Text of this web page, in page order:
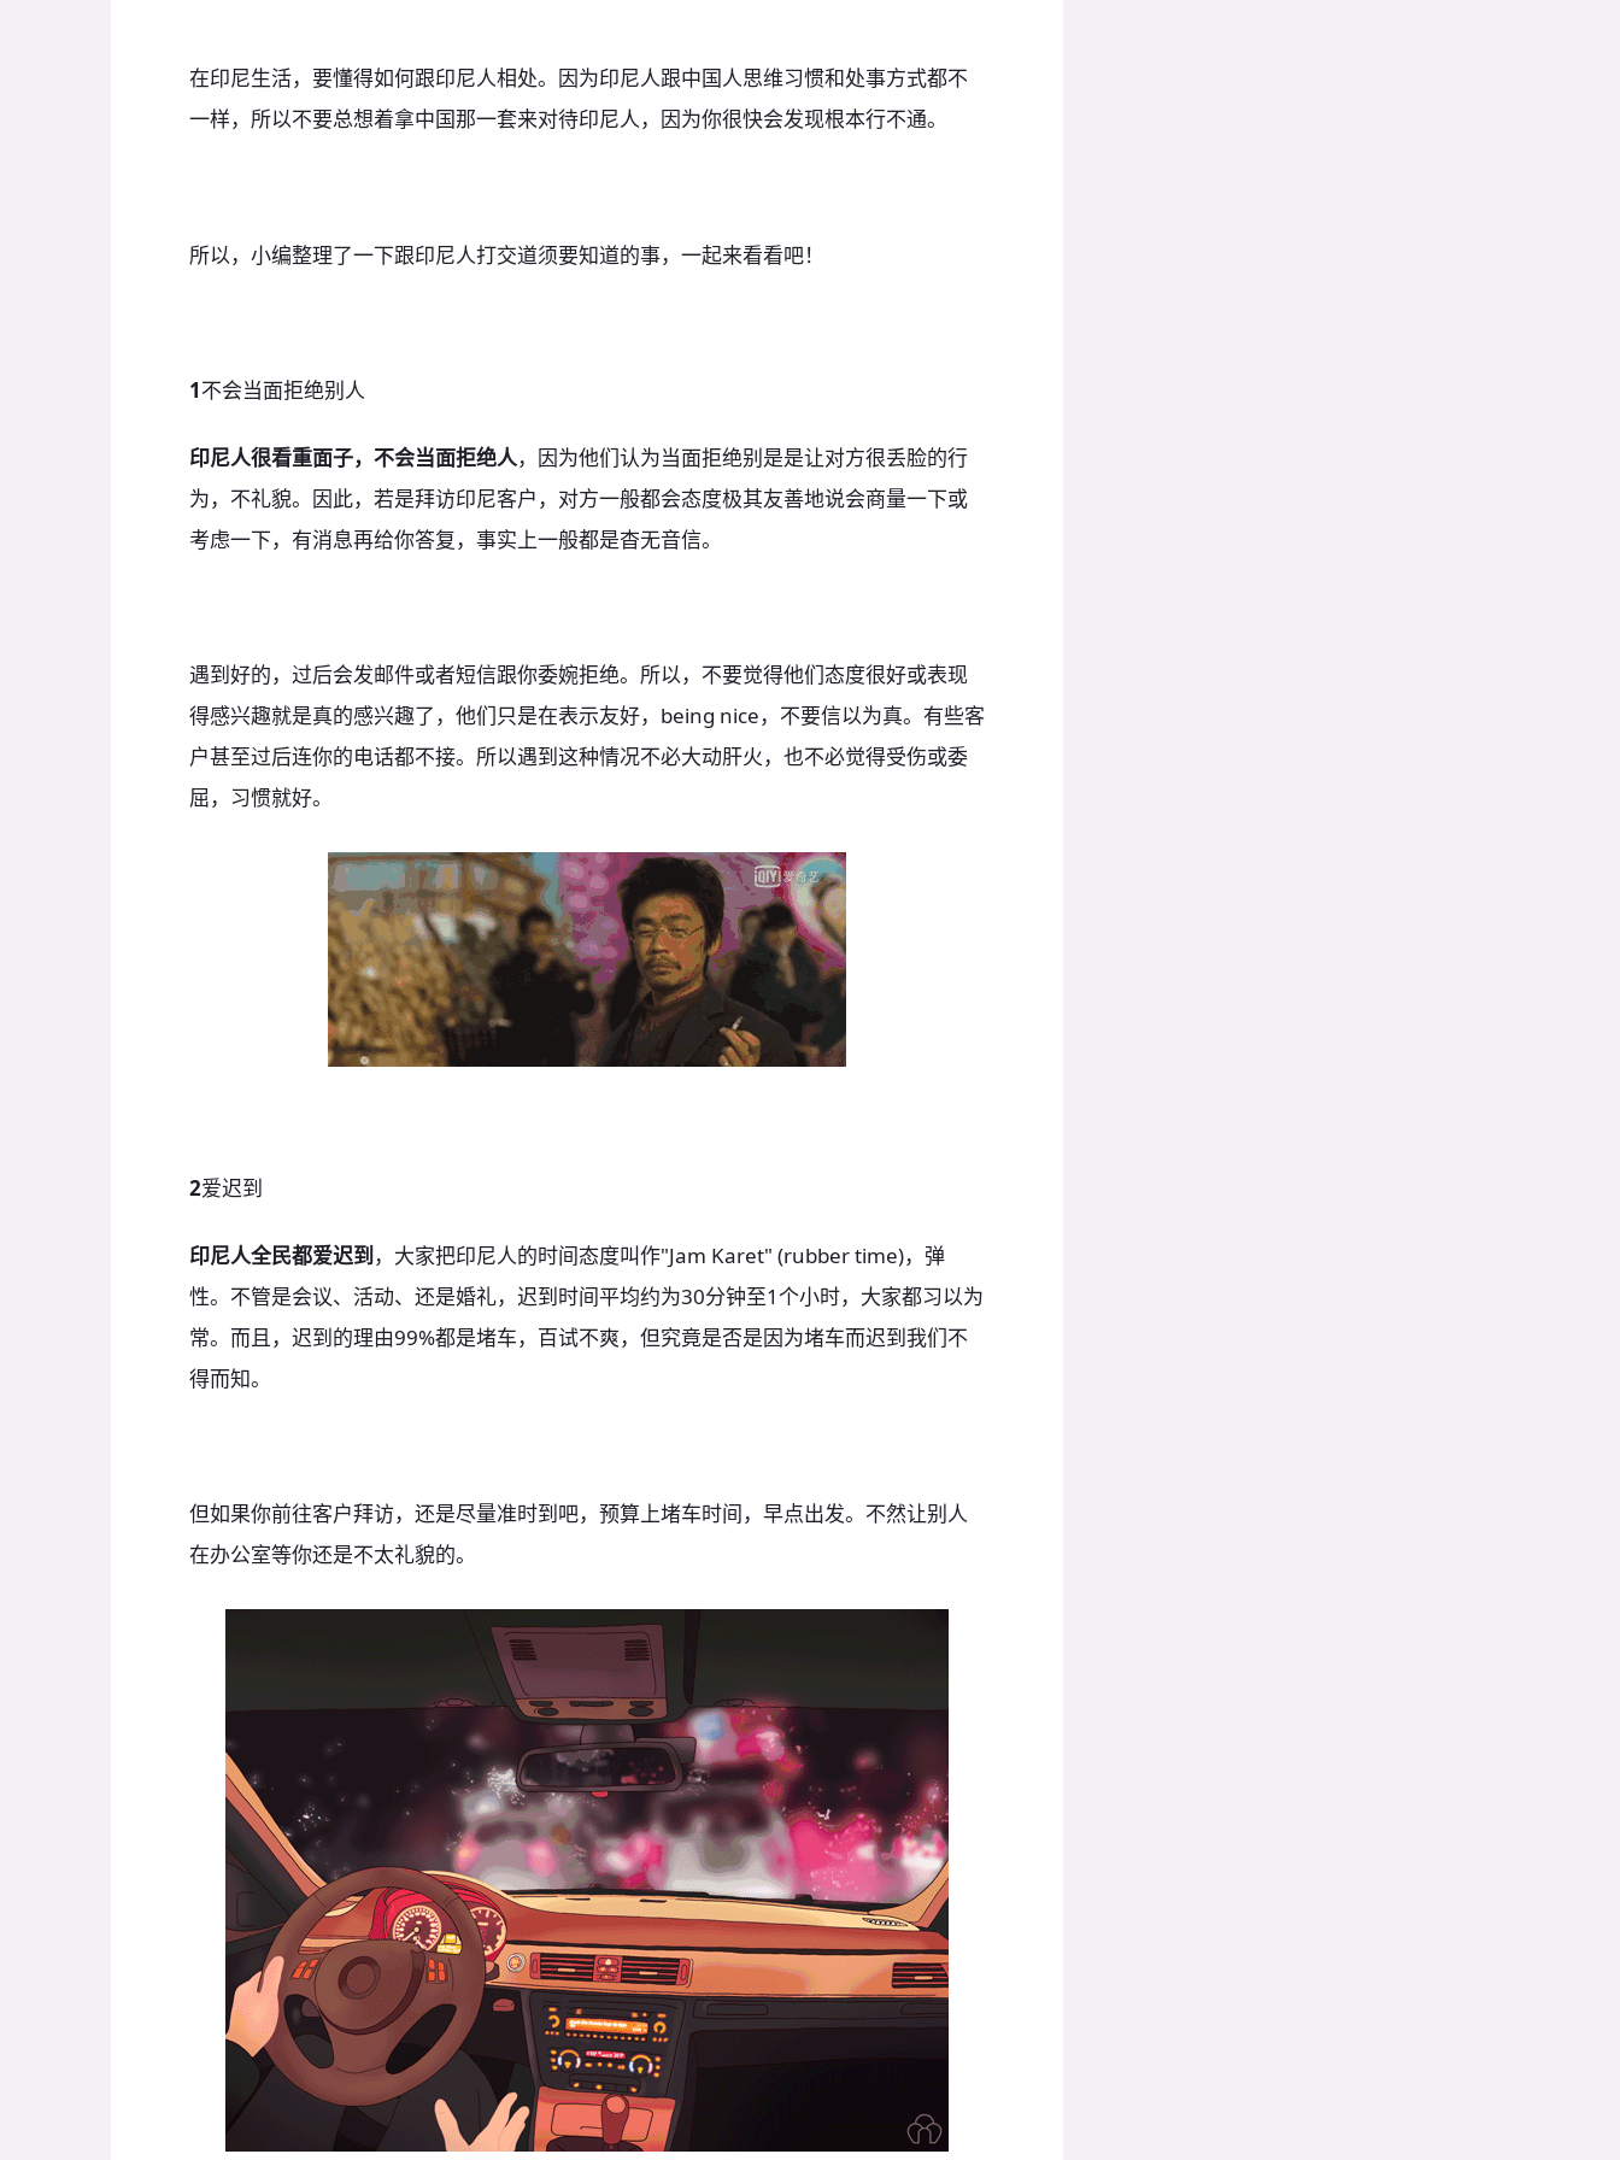
在印尼生活，要懂得如何跟印尼人相处。因为印尼人跟中国人思维习惯和处事方式都不
一样，所以不要总想着拿中国那一套来对待印尼人，因为你很快会发现根本行不通。
所以，小编整理了一下跟印尼人打交道须要知道的事，一起来看看吧！
1不会当面拒绝别人
印尼人很看重面子，不会当面拒绝人，因为他们认为当面拒绝别是是让对方很丢脸的行
为，不礼貌。因此，若是拜访印尼客户，对方一般都会态度极其友善地说会商量一下或
考虑一下，有消息再给你答复，事实上一般都是杳无音信。
遇到好的，过后会发邮件或者短信跟你委婉拒绝。所以，不要觉得他们态度很好或表现
得感兴趣就是真的感兴趣了，他们只是在表示友好，being nice，不要信以为真。有些客
户甚至过后连你的电话都不接。所以遇到这种情况不必大动肝火，也不必觉得受伤或委
屈，习惯就好。
2爱迟到
印尼人全民都爱迟到 ，大家把印尼人的时间态度叫作"Jam Karet" (rubber time)，弹
性。不管是会议、活动、还是婚礼，迟到时间平均约为30分钟至1个小时，大家都习以为
常。而且，迟到的理由99%都是堵车，百试不爽，但究竟是否是因为堵车而迟到我们不
得而知。
但如果你前往客户拜访，还是尽量准时到吧，预算上堵车时间，早点出发。不然让别人
在办公室等你还是不太礼貌的。